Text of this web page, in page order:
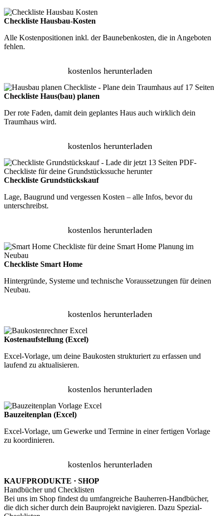
Checkliste Hausbau-Kosten
Alle Kostenpositionen inkl. der Baunebenkosten, die in Angeboten
fehlen.
kostenlos herunterladen
Checkliste Haus(bau) planen
Der rote Faden, damit dein geplantes Haus auch wirklich dein
Traumhaus wird.
kostenlos herunterladen
Checkliste Grundstückskauf
Lage, Baugrund und vergessen Kosten – alle Infos, bevor du
unterschreibst.
kostenlos herunterladen
Checkliste Smart Home
Hintergründe, Systeme und technische Voraussetzungen für deinen
Neubau.
kostenlos herunterladen
Kostenaufstellung (Excel)
Excel-Vorlage, um deine Baukosten strukturiert zu erfassen und
laufend zu aktualisieren.
kostenlos herunterladen
Bauzeitenplan (Excel)
Excel-Vorlage, um Gewerke und Termine in einer fertigen Vorlage
zu koordinieren.
kostenlos herunterladen
KAUFPRODUKTE · SHOP
Handbücher und Checklisten
Bei uns im Shop findest du umfangreiche Bauherren-Handbücher,
die dich sicher durch dein Bauprojekt navigieren. Dazu Spezial-